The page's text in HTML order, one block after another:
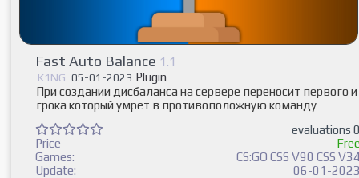
Fast Auto Balance 1.1
K1NG 05-01-2023 Plugin
При создании дисбаланса на сервере переносит первого и
грока который умрет в противоположную команду
evaluations
Price
Games:
CS:GO CSS V90 CSS
Update:
06-01-